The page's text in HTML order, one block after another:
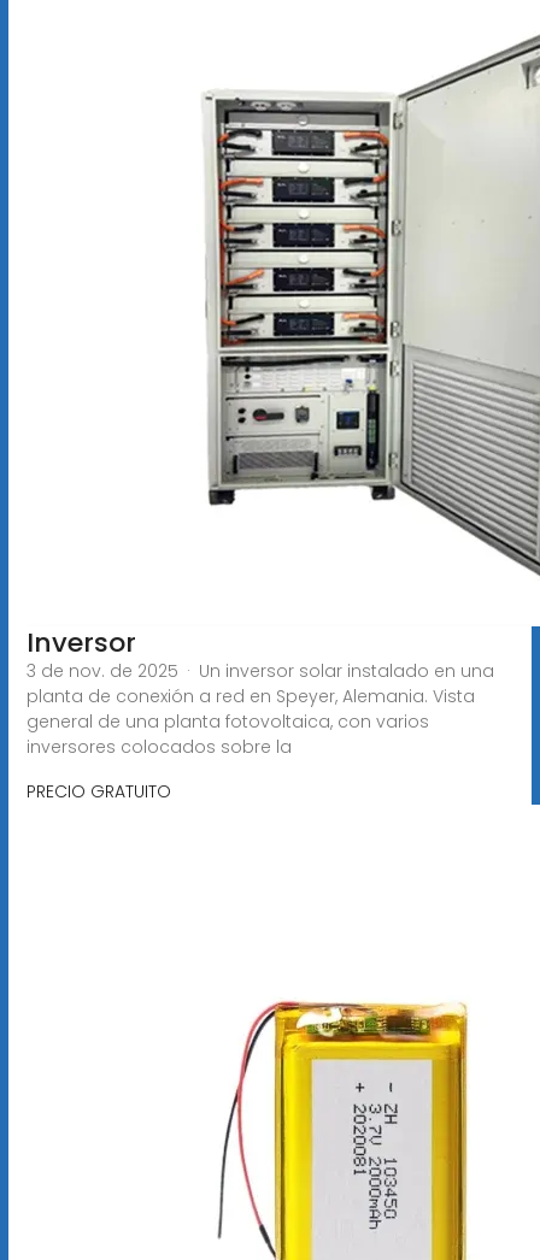
Inversor
3 de nov. de 2025 · Un inversor solar instalado en una
planta de conexión a red en Speyer, Alemania. Vista
general de una planta fotovoltaica, con varios
inversores colocados sobre la
PRECIO GRATUITO